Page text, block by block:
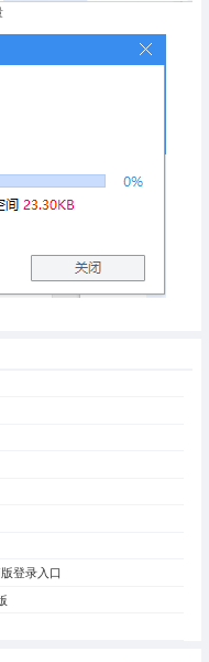
登录入口